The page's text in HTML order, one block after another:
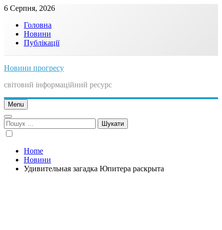
Skip
content
6 Серпня, 2026
Головна
Новини
Публікації
Новини прогресу
світовий інформаційний ресурс
Menu
Пошук:
Home
Новини
Удивительная загадка Юпитера раскрыта